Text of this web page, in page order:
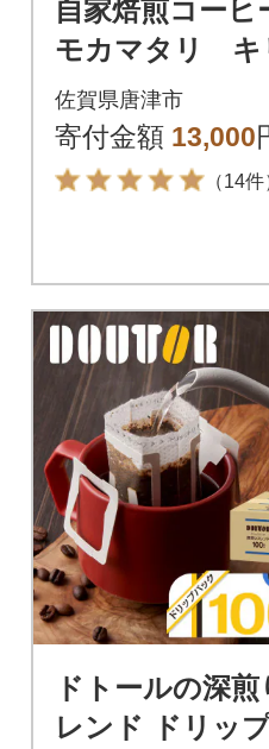
自家焙煎コー
モカマタリ キ
ンジャロ コロ
ア グアテマラ
ンジュラス (豆
佐賀県唐津市
寄付金額 13,000
（14件
ドトールの深
レンド ドリッ